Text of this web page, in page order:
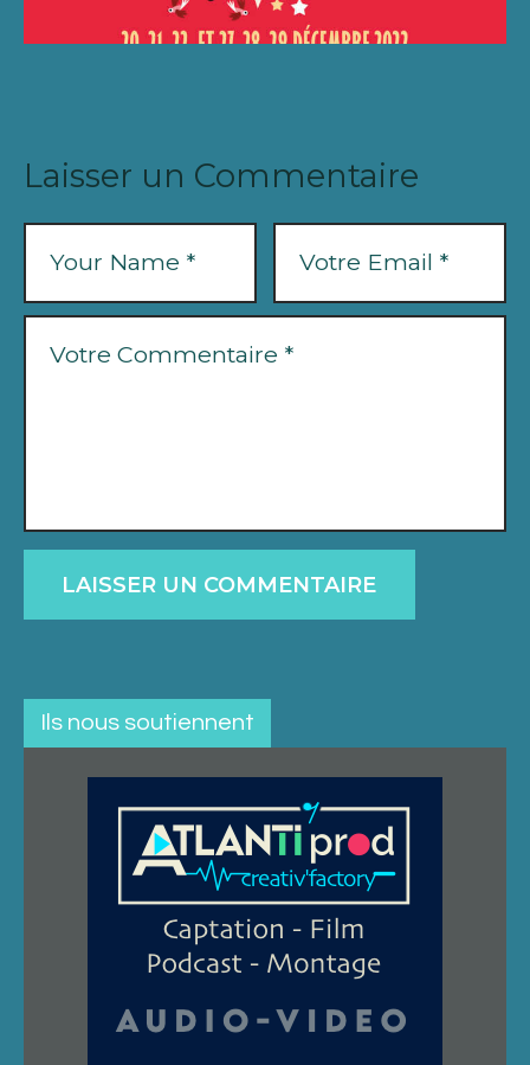
Laisser un Commentaire
Ils nous soutiennent